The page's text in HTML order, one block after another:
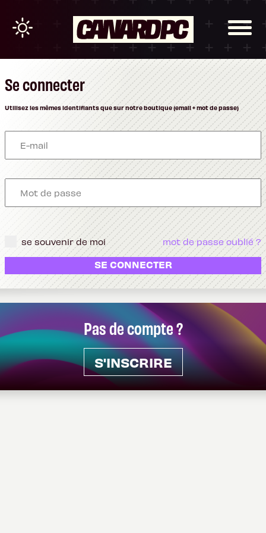
Pas de compte ?
S'INSCRIRE
Se connecter
Utilisez les mêmes identifiants que sur notre boutique (email + mot de passe)
se souvenir de moi mot de passe oublié ?
SE CONNECTER